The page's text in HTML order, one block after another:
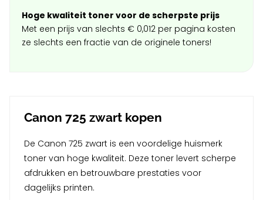
Hoge kwaliteit toner voor de scherpste prijs
Met een prijs van slechts € 0,012 per pagina kosten
ze slechts een fractie van de originele toners!
Canon 725 zwart kopen
De Canon 725 zwart is een voordelige huismerk
toner van hoge kwaliteit. Deze toner levert scherpe
afdrukken en betrouwbare prestaties voor
dagelijks printen.